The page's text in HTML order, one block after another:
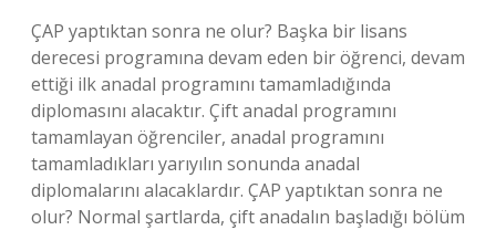
ÇAP yaptıktan sonra ne olur? Başka bir lisans
derecesi programına devam eden bir öğrenci, devam
ettiği ilk anadal programını tamamladığında
diplomasını alacaktır. Çift anadal programını
tamamlayan öğrenciler, anadal programını
tamamladıkları yarıyılın sonunda anadal
diplomalarını alacaklardır. ÇAP yaptıktan sonra ne
olur? Normal şartlarda, çift anadalın başladığı bölüm